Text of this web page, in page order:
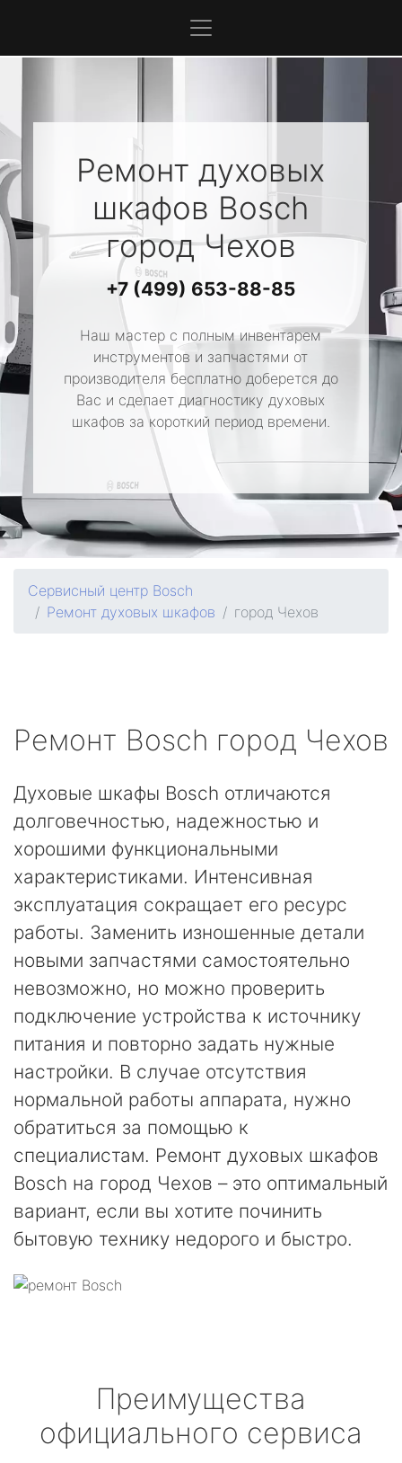
Ремонт духовых
шкафов Bosch
город Чехов
+7 (499) 653-88-85
Наш мастер с полным инвентарем
инструментов и запчастями от
производителя бесплатно доберется до
Вас и сделает диагностику духовых
шкафов за короткий период времени.
Сервисный центр Bosch
Ремонт духовых шкафов
город Чехов
Ремонт Bosch город Чехов
Духовые шкафы Bosch отличаются
долговечностью, надежностью и
хорошими функциональными
характеристиками. Интенсивная
эксплуатация сокращает его ресурс
работы. Заменить изношенные детали
новыми запчастями самостоятельно
невозможно, но можно проверить
подключение устройства к источнику
питания и повторно задать нужные
настройки. В случае отсутствия
нормальной работы аппарата, нужно
обратиться за помощью к
специалистам. Ремонт духовых шкафов
Bosch на город Чехов – это оптимальный
вариант, если вы хотите починить
бытовую технику недорого и быстро.
Преимущества
официального сервиса